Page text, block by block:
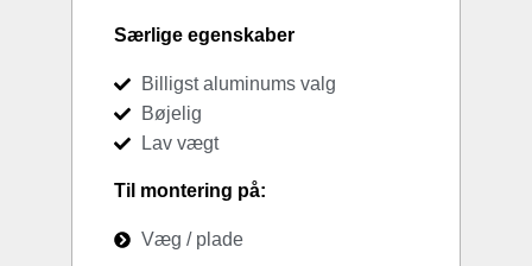
Særlige egenskaber
Billigst aluminums valg
Bøjelig
Lav vægt
Til montering på:
Væg / plade